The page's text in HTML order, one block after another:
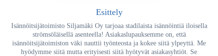
Esittely
Isännöitsijätoimisto Siljamäki Oy tarjoaa stadilaista isännöintiä iloisella
strömsöläisellä asenteella! Asiakaslupauksemme on, että
isännöitsijätoimiston väki nauttii työnteosta ja kokee siitä ylpeyttä. Me
hyödymme siitä mutta erityisesti siitä hyötyvät asiakasyhtiöt. Se